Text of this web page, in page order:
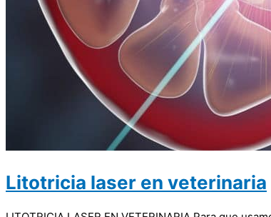
Litotricia laser en veterinaria